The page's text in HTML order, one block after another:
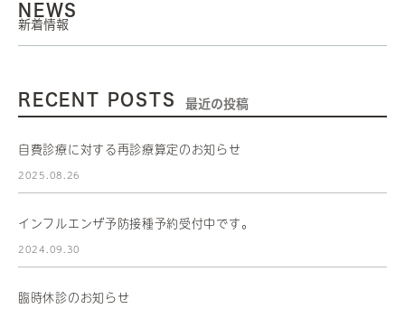
NEWS
新着情報
RECENT POSTS 最近の投稿
自費診療に対する再診療算定のお知らせ
2025.08.26
インフルエンザ予防接種予約受付中です。
2024.09.30
臨時休診のお知らせ